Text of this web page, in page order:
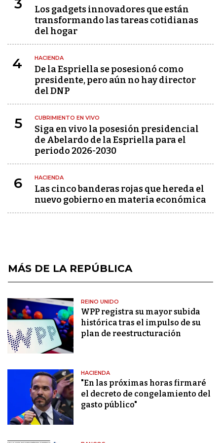
3
Los gadgets innovadores que están
transformando las tareas cotidianas
del hogar
4 HACIENDA
De la Espriella se posesionó como
presidente, pero aún no hay director
del DNP
5 CUBRIMIENTO EN VIVO
Siga en vivo la posesión presidencial
de Abelardo de la Espriella para el
periodo 2026-2030
6 HACIENDA
Las cinco banderas rojas que hereda el
nuevo gobierno en materia económica
MÁS DE LA REPÚBLICA
REINO UNIDO
WPP registra su mayor subida
histórica tras el impulso de su
plan de reestructuración
HACIENDA
"En las próximas horas firmaré
el decreto de congelamiento del
gasto público"